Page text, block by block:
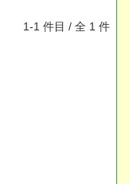
1-1 件目 / 全 1 件